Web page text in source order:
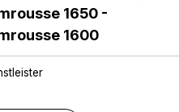
1650 -
1600